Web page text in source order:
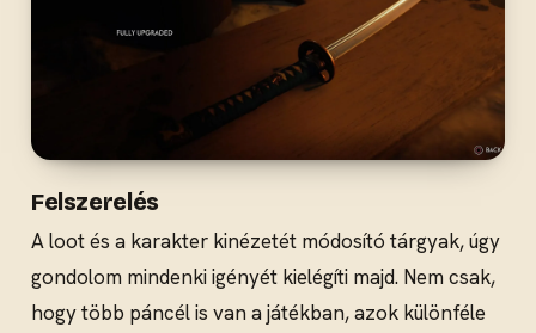
Felszerelés
A loot és a karakter kinézetét módosító tárgyak, úgy
gondolom mindenki igényét kielégíti majd. Nem csak,
hogy több páncél is van a játékban, azok különféle